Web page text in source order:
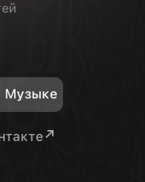
Музыке